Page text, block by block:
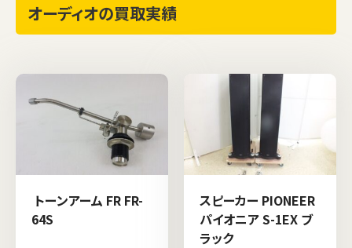
オーディオの買取実績
トーンアーム FR FR-
64S
スピーカー PIONEER
パイオニア S-1EX ブ
ラック